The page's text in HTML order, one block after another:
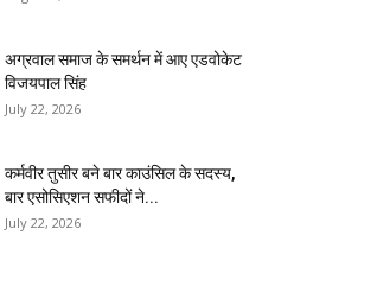
अग्रवाल समाज के समर्थन में आए एडवोकेट
विजयपाल सिंह
July 22, 2026
कर्मवीर तुसीर बने बार काउंसिल के सदस्य,
बार एसोसिएशन सफीदों ने...
July 22, 2026